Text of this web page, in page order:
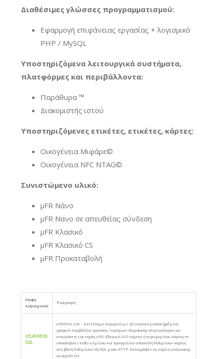
Διαθέσιμες γλώσσες προγραμματισμού:
Εφαρμογή επιφάνειας εργασίας + λογισμικό
PHP / MySQL
Υποστηριζόμενα λειτουργικά συστήματα,
πλατφόρμες και περιβάλλοντα:
Παράθυρα ™
Διακομιστής ιστού
Υποστηριζόμενες ετικέτες, ετικέτες, κάρτες:
Οικογένεια Μιφάρε©
Οικογένεια NFC NTAG©
Συνιστώμενο υλικό:
μFR Νάνο
μFR Νανο σε απευθείας σύνδεση
μFR Κλασικό
μFR Κλασικό CS
μFR Προκαταβολή
Λήψη
λογισμικού
Περιγραφή
ufr2αρχείο-
lite
uFR2File Lite – Εκτελέσιμο λογισμικό με ηλεκτρονική υποστήριξη και
γραφικό περιβάλλον εργασίας. Λογισμικό εξομοίωσης πληκτρολογίου για
αναγνώστες της σειράς uFR. Εξαγωγή UID κάρτας ή περιεχομένου κάρτας σε
οποιοδήποτε πεδίο κειμένου και προαιρετικά αποστολή δεδομένων κάρτας
στη βάση δεδομένων MySQL μέσω HTTP. Καταγράψτε τις κάρτες ανάγνωσης
ως αρχεία txt.